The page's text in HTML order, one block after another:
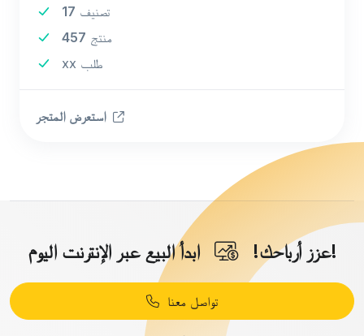
17 تصنيف
457 منتج
xx طلب
عزز أرباحك!ابدأ البيع عبر الإنترنت اليوم!
تواصل معنا